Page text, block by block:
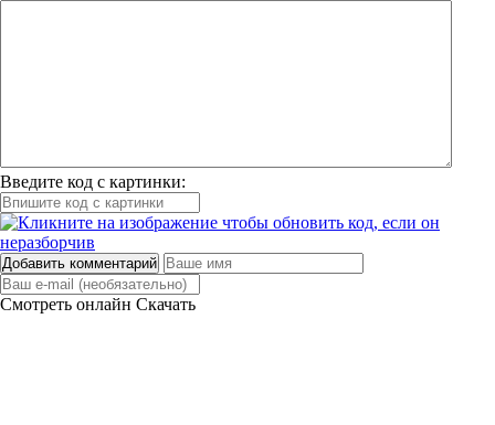
Введите код с картинки:
Добавить комментарий
Смотреть онлайн Скачать